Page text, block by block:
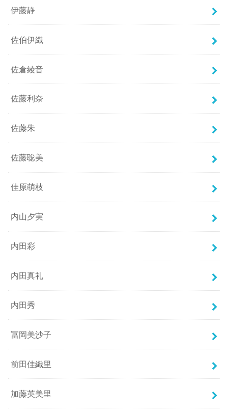
伊藤静
佐伯伊織
佐倉綾音
佐藤利奈
佐藤朱
佐藤聡美
佳原萌枝
内山夕実
内田彩
内田真礼
内田秀
冨岡美沙子
前田佳織里
加藤英美里